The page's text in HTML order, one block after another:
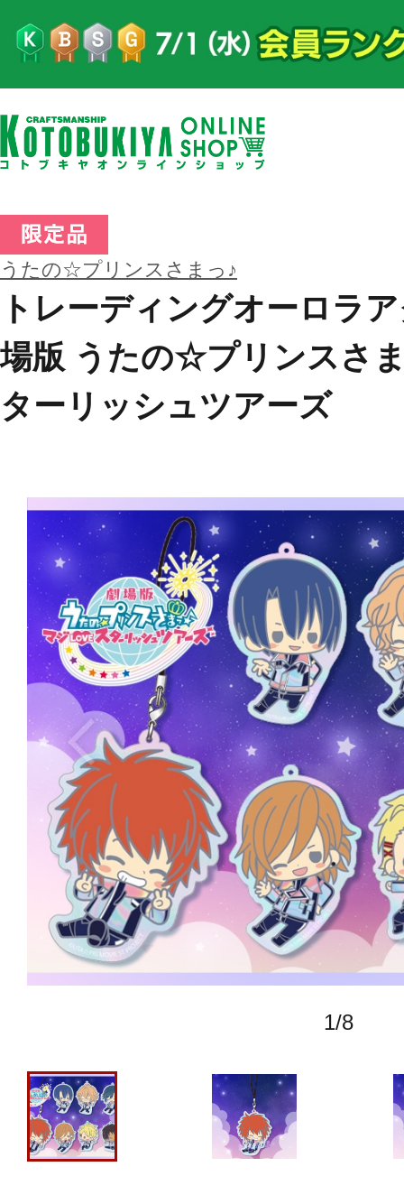
うたの☆プリンスさまっ♪
トレーディングオーロラ
場版 うたの☆プリンスさ
ターリッシュツアーズ
1/8